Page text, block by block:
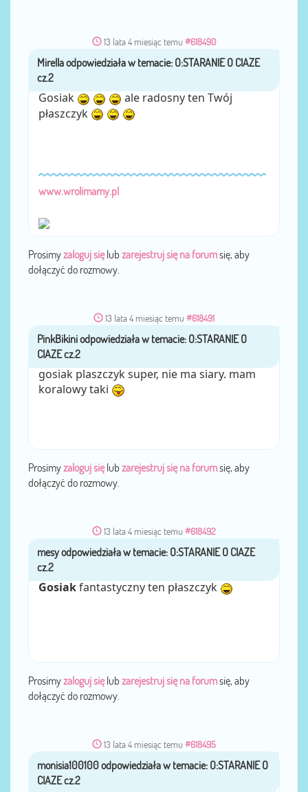
13 lata 4 miesiąc temu #618490
przezMirella
Gosiak
ale radosny ten Twój
płaszczyk
www.wrolimamy.pl
Prosimyzaloguj sięlub zarejestruj się na forumsię, aby
dołączyć do rozmowy.
13 lata 4 miesiąc temu #618491
przezPinkBikini
gosiak plaszczyk super, nie ma siary. mam
koralowy taki
Prosimyzaloguj sięlub zarejestruj się na forumsię, aby
dołączyć do rozmowy.
13 lata 4 miesiąc temu #618492
przezmesy
Gosiakfantastyczny ten płaszczyk
Prosimyzaloguj sięlub zarejestruj się na forumsię, aby
dołączyć do rozmowy.
13 lata 4 miesiąc temu #618495
przezmonisia100100